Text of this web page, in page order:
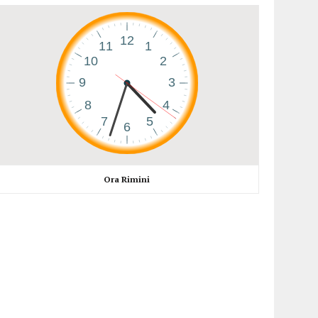
Ora Rimini